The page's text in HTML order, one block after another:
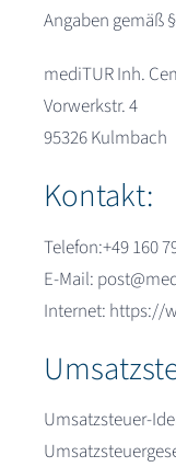
Deutsch
Angaben gemäß
mediTUR Inh.
Vorwerkstr. 4
95326 Kulmbach
Kontakt:
Telefon:+49 160
E-Mail:
Internet: https://
Umsatzsteuer-